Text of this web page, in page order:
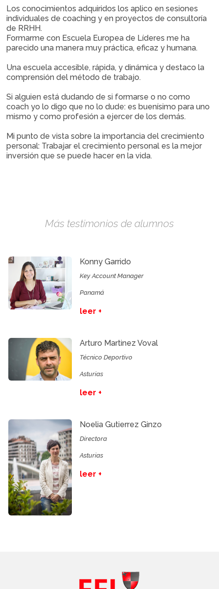
Los conocimientos adquiridos los aplico en sesiones
individuales de coaching y en proyectos de consultoría
de RRHH.
Formarme con Escuela Europea de Líderes me ha
parecido una manera muy práctica, eficaz y humana.
Una escuela accesible, rápida, y dinámica y destaco la
comprensión del método de trabajo.
Si alguien está dudando de si formarse o no como
coach yo lo digo que no lo dude: es buenísimo para uno
mismo y como profesión a ejercer de los demás.
Mi punto de vista sobre la importancia del crecimiento
personal: Trabajar el crecimiento personal es la mejor
inversión que se puede hacer en la vida.
Más testimonios de alumnos
Konny Garrido
Key Account Manager
Panamá
leer +
Arturo Martinez Voval
Técnico Deportivo
Asturias
leer +
Noelia Gutierrez Ginzo
Directora
Asturias
leer +